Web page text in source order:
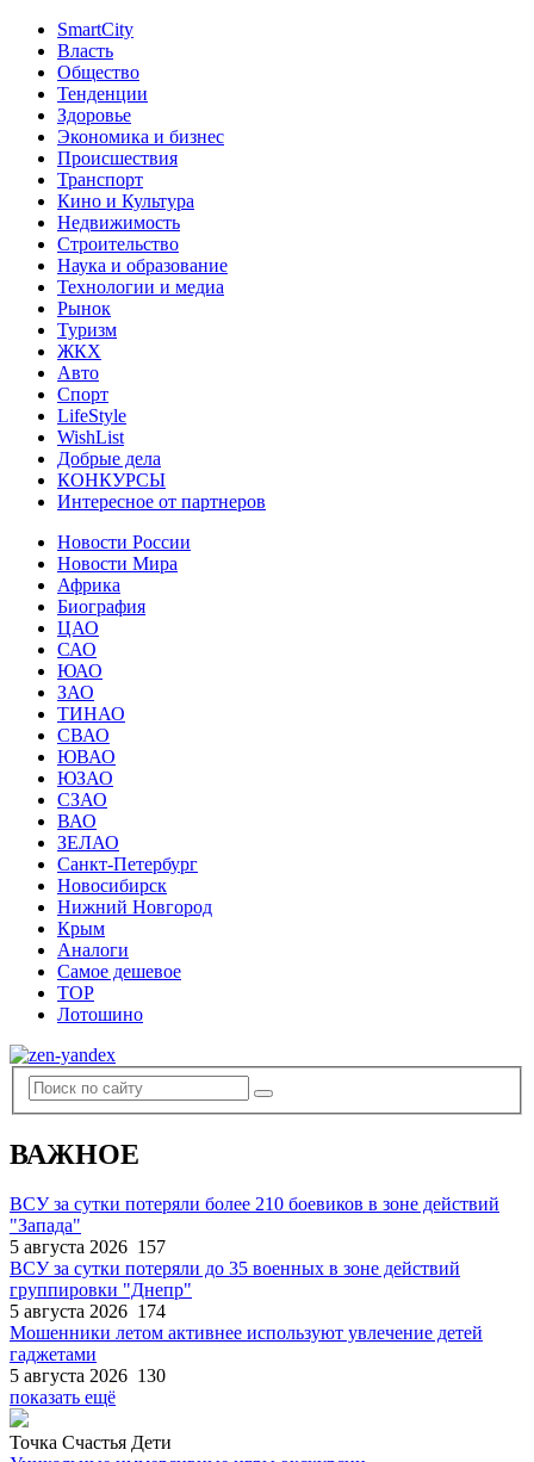
SmartCity
Власть
Общество
Тенденции
Здоровье
Экономика и бизнес
Происшествия
Транспорт
Кино и Культура
Недвижимость
Строительство
Наука и образование
Технологии и медиа
Рынок
Туризм
ЖКХ
Авто
Спорт
LifeStyle
WishList
Добрые дела
КОНКУРСЫ
Интересное от партнеров
Новости России
Новости Мира
Африка
Биография
ЦАО
САО
ЮАО
ЗАО
ТИНАО
СВАО
ЮВАО
ЮЗАО
СЗАО
ВАО
ЗЕЛАО
Санкт-Петербург
Новосибирск
Нижний Новгород
Крым
Аналоги
Самое дешевое
TOP
Лотошино
ВАЖНОЕ
ВСУ за сутки потеряли более 210 боевиков в зоне действий
"Запада"
5 августа 2026 157
ВСУ за сутки потеряли до 35 военных в зоне действий
группировки "Днепр"
5 августа 2026 174
Мошенники летом активнее используют увлечение детей
гаджетами
5 августа 2026 130
показать ещё
Точка Счастья Дети